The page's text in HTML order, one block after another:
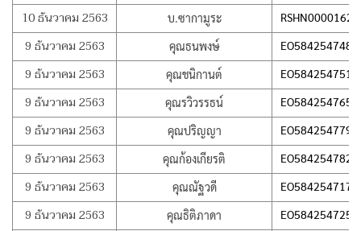
10 ธันวาคม 2563 บ.ซากามูระ
9 ธันวาคม 2563 คุณธนพงษ์
9 ธันวาคม 2563 คุณชนิกานต์
9 ธันวาคม 2563 คุณรวิวรรธน์
9 ธันวาคม 2563 คุณปริญญา
9 ธันวาคม 2563 คุณก้องเกียรติ
9 ธันวาคม 2563 คุณณัฐวดี
9 ธันวาคม 2563 คุณธิติภาดา